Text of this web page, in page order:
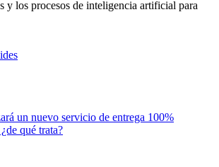
y los procesos de inteligencia artificial para